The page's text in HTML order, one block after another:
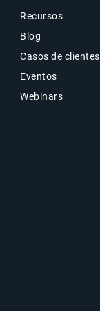
Recursos
Blog
Casos de clientes
Eventos
Webinars